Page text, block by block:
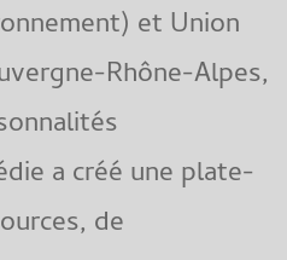
et Union
Rhône-Alpes,
a créé une plate-
de